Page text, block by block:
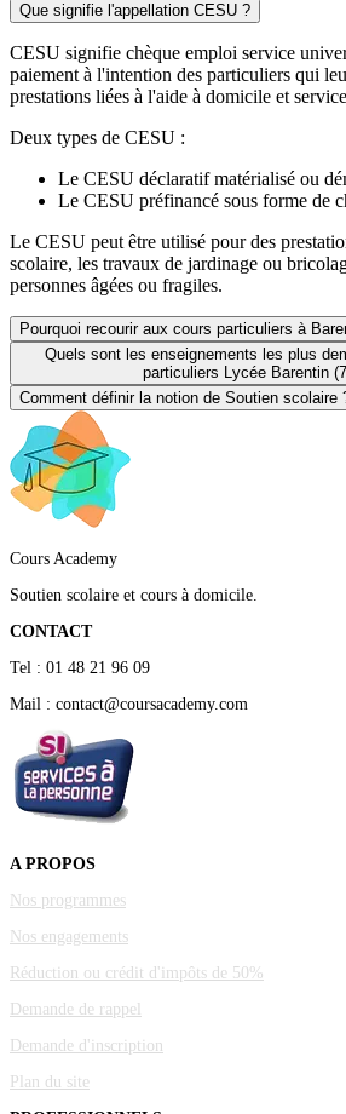
Que signifie l'appellation CESU ?
CESU signifie chèque emploi service
paiement à l'intention des particuliers qui
prestations liées à l'aide à domicile et
Deux types de CESU :
Le CESU déclaratif matérialisé ou
Le CESU préfinancé sous forme de
Le CESU peut être utilisé pour des
scolaire, les travaux de jardinage ou
personnes âgées ou fragiles.
Pourquoi recourir aux cours particuliers à
Quels sont les enseignements les plus
particuliers Lycée Barentin
Comment définir la notion de Soutien scolaire
Cours Academy
Soutien scolaire et cours à domicile.
CONTACT
Tel : 01 48 21 96 09
Mail : contact@coursacademy.com
A PROPOS
Nos programmes
Nos engagements
Réduction ou crédit d'impôts de 50%
Demande de rappel
Demande d'inscription
Plan du site